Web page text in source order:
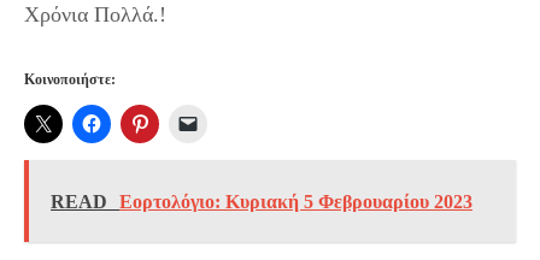
Χρόνια Πολλά.!
Κοινοποιήστε:
READ Εορτολόγιο: Κυριακή 5 Φεβρουαρίου 2023